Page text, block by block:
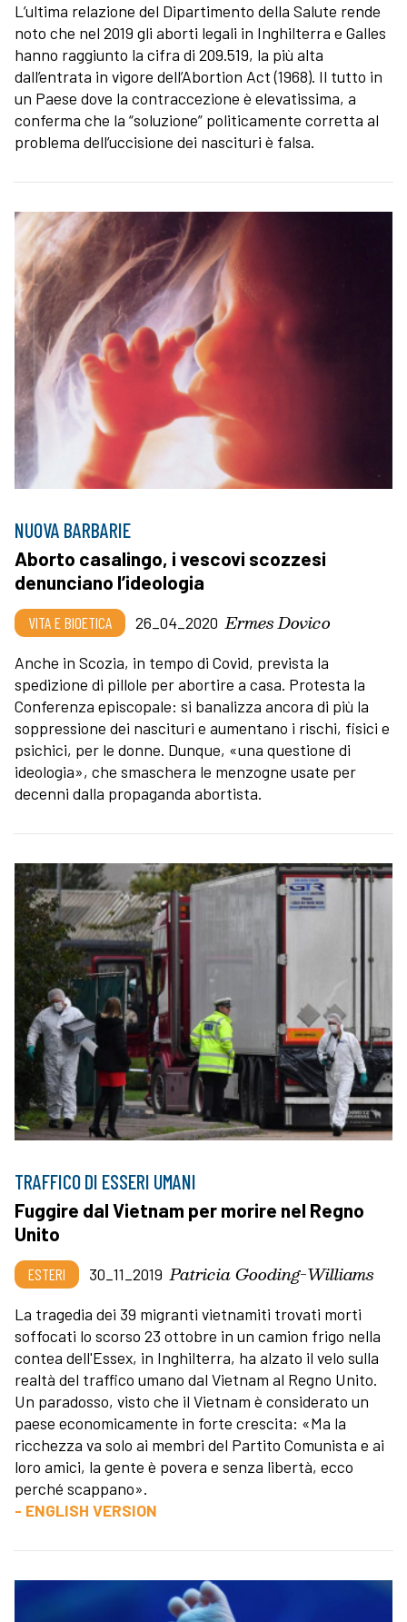
L’ultima relazione del Dipartimento della Salute rende
noto che nel 2019 gli aborti legali in Inghilterra e Galles
hanno raggiunto la cifra di 209.519, la più alta
dall’entrata in vigore dell’Abortion Act (1968). Il tutto in
un Paese dove la contraccezione è elevatissima, a
conferma che la “soluzione” politicamente corretta al
problema dell’uccisione dei nascituri è falsa.
NUOVA BARBARIE
Aborto casalingo, i vescovi scozzesi
denunciano l’ideologia
VITA E BIOETICA 26_04_2020 Ermes Dovico
Anche in Scozia, in tempo di Covid, prevista la
spedizione di pillole per abortire a casa. Protesta la
Conferenza episcopale: si banalizza ancora di più la
soppressione dei nascituri e aumentano i rischi, fisici e
psichici, per le donne. Dunque, «una questione di
ideologia», che smaschera le menzogne usate per
decenni dalla propaganda abortista.
TRAFFICO DI ESSERI UMANI
Fuggire dal Vietnam per morire nel Regno
Unito
ESTERI 30_11_2019 Patricia Gooding-Williams
La tragedia dei 39 migranti vietnamiti trovati morti
soffocati lo scorso 23 ottobre in un camion frigo nella
contea dell'Essex, in Inghilterra, ha alzato il velo sulla
realtà del traffico umano dal Vietnam al Regno Unito.
Un paradosso, visto che il Vietnam è considerato un
paese economicamente in forte crescita: «Ma la
ricchezza va solo ai membri del Partito Comunista e ai
loro amici, la gente è povera e senza libertà, ecco
perché scappano».
- ENGLISH VERSION